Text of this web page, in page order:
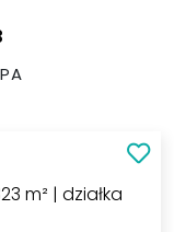
m² | działka